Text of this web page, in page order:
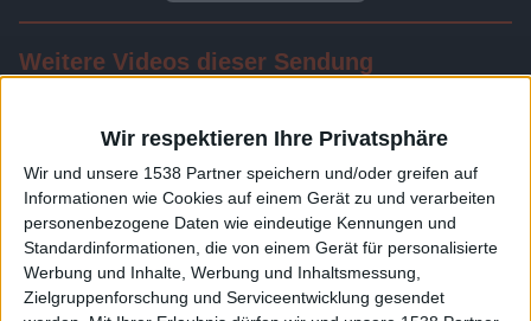
Wir respektieren Ihre Privatsphäre
Wir und unsere 1538 Partner speichern und/oder greifen auf
Informationen wie Cookies auf einem Gerät zu und verarbeiten
personenbezogene Daten wie eindeutige Kennungen und
Standardinformationen, die von einem Gerät für personalisierte
Werbung und Inhalte, Werbung und Inhaltsmessung,
Zielgruppenforschung und Serviceentwicklung gesendet
Weitere Videos dieser Sendung